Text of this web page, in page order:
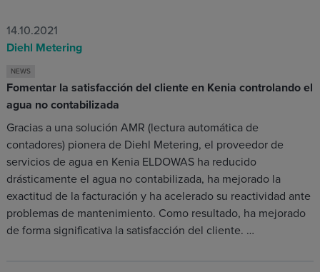
14.10.2021
Diehl Metering
NEWS
Fomentar la satisfacción del cliente en Kenia controlando el
agua no contabilizada
Gracias a una solución AMR (lectura automática de
contadores) pionera de Diehl Metering, el proveedor de
servicios de agua en Kenia ELDOWAS ha reducido
drásticamente el agua no contabilizada, ha mejorado la
exactitud de la facturación y ha acelerado su reactividad ante
problemas de mantenimiento. Como resultado, ha mejorado
de forma significativa la satisfacción del cliente. …